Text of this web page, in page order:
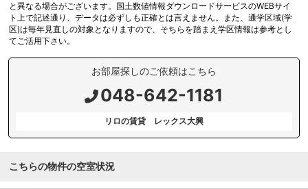
と異なる場合がございます。国土数値情報ダウンロードサービスのWEBサイ
ト上で記述通り、データは必ずしも正確とは言えません。また、通学区域(学
区)は毎年見直しの対象となりますので、そちらを踏まえ学区情報は参考とし
てご活用下さい。
お部屋探しのご依頼はこちら
048-642-1181
リロの賃貸 レックス大興
こちらの物件の空室状況